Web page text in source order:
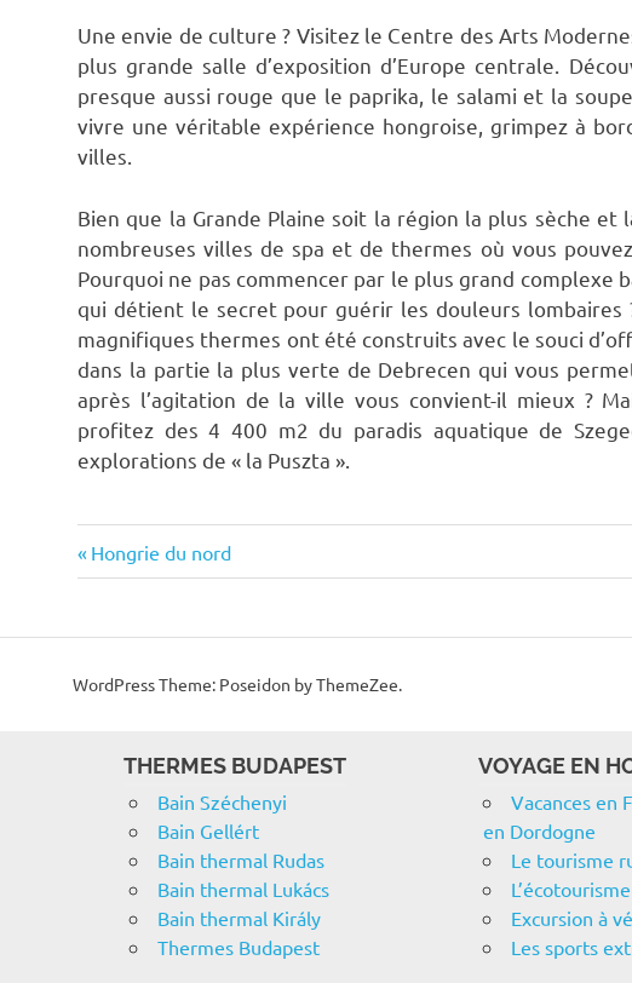
Une envie de culture ? Visitez le Centre des Arts
plus grande salle d’exposition d’Europe centrale.
presque aussi rouge que le paprika, le salami et la
vivre une véritable expérience hongroise, grimpez à
villes.
Bien que la Grande Plaine soit la région la plus sèche
nombreuses villes de spa et de thermes où vous
Pourquoi ne pas commencer par le plus grand complexe
qui détient le secret pour guérir les douleurs lombaires
magnifiques thermes ont été construits avec le souci
dans la partie la plus verte de Debrecen qui vous
après l’agitation de la ville vous convient-il mieux ?
profitez des 4 400 m2 du paradis aquatique de
explorations de « la Puszta ».
Post
Previous
Post:
Hongrie du nord
WordPress Theme: Poseidon by ThemeZee.
THERMES BUDAPEST
Bain Széchenyi
Bain Gellért
Bain thermal Rudas
Bain thermal Lukács
Bain thermal Király
Thermes Budapest
VOYAGE EN
Vacances en
en Dordogne
Le tourisme
Excursion à
Les sports